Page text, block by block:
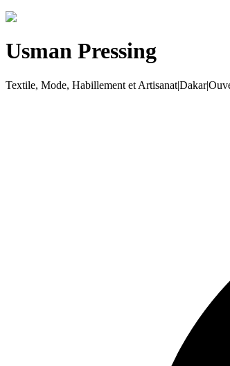
Usman Pressing
Textile, Mode, Habillement et Artisanat|Dakar|